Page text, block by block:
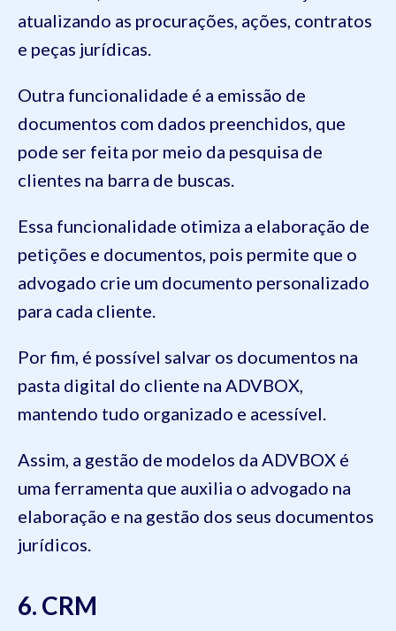
atualizando as procurações, ações, contratos
e peças jurídicas.
Outra funcionalidade é a emissão de
documentos com dados preenchidos, que
pode ser feita por meio da pesquisa de
clientes na barra de buscas.
Essa funcionalidade otimiza a elaboração de
petições e documentos, pois permite que o
advogado crie um documento personalizado
para cada cliente.
Por fim, é possível salvar os documentos na
pasta digital do cliente na ADVBOX,
mantendo tudo organizado e acessível.
Assim, a gestão de modelos da ADVBOX é
uma ferramenta que auxilia o advogado na
elaboração e na gestão dos seus documentos
jurídicos.
6. CRM